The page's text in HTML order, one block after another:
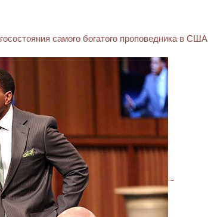
cамого богатого проповедника в США